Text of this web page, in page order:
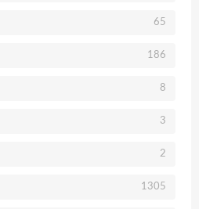
65
186
8
3
2
1305